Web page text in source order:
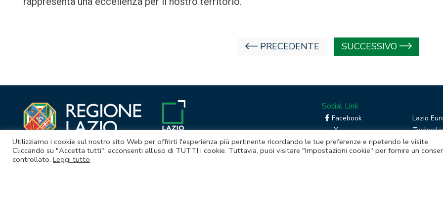
PRECEDENTE SUCCESSIVO
Social Link
Facebook
X
Linkedin
RSS
Lazio
Boost
Utilizziamo i cookie sul nostro sito Web per offrirti l'esperienza più pertinente ricordando le tue preferenze e ripetendo le visite.
Cliccando su "Accetta tutti", acconsenti all'uso di TUTTI i cookie. Tuttavia, puoi visitare "Impostazioni cookie" per fornire un
controllato. Leggi tutto